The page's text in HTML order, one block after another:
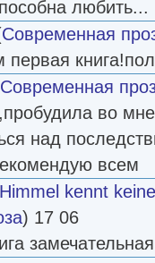
любить...
Современная
Современная
во
над
всем
kennt
) 17 06